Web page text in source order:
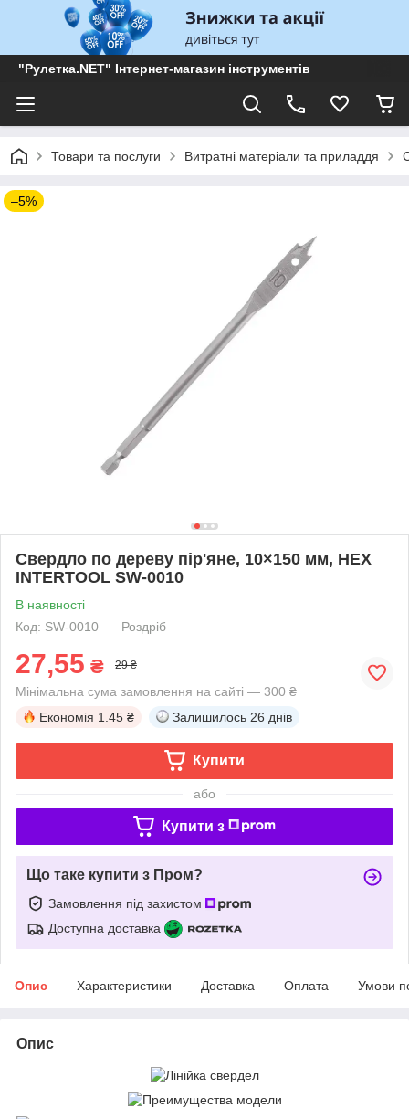
"Рулетка.NET" Інтернет-магазин інструментів
Товари та послуги Витратні матеріали та приладдя
–5%
Свердло по дереву пір'яне, 10×150 мм, HEX
INTERTOOL SW-0010
В наявності
Код: SW-0010
Роздріб
27,55 ₴ 29 ₴
Мінімальна сума замовлення на сайті — 300 ₴
Економія 1.45 ₴ Залишилось 26 днів
Купити
або
Купити з
Що таке купити з Пром?
Замовлення під захистом
Доступна доставка
Опис Характеристики Доставка Оплата Умови
Опис